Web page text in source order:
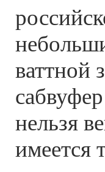
ваттной
нельзя
имеется